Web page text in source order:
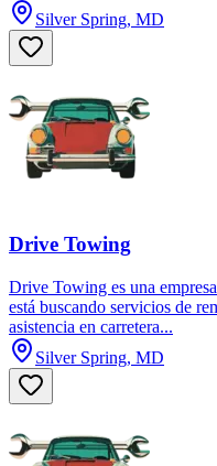
Silver Spring, MD
Drive Towing
Drive Towing es una
está buscando servicios de
asistencia en carretera...
Silver Spring, MD